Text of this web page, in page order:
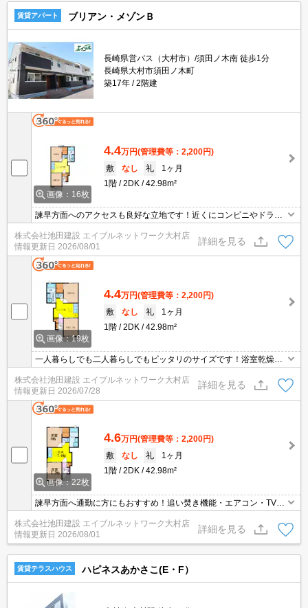
賃貸アパート ブリアン・メゾンＢ
長崎県営バス（大村市）/須田ノ木南 徒歩1分
長崎県大村市須田ノ木町
築17年
2階建
画像：16枚
4.4万円(管理費等：2,200円)
敷
なし 礼
1ヶ月
1階
2DK 42.98m²
諫早方面へのアクセスも良好な立地です！近くにコンビニやドラッ
株式会社池田建設 エイブルネットワーク大村店
情報更新日 2026/08/01
詳細を見る
画像：19枚
4.4万円(管理費等：2,200円)
敷
なし 礼
1ヶ月
1階
2DK 42.98m²
一人暮らしでも二人暮らしでもピッタリのサイズです！浴室乾燥付
きなので雨の日のお洗濯もできます！
株式会社池田建設 エイブルネットワーク大村店
情報更新日 2026/07/28
詳細を見る
画像：22枚
4.6万円(管理費等：2,200円)
敷
なし 礼
1ヶ月
1階
2DK 42.98m²
諫早方面へ通勤に方にもおすすめ！追い焚き機能・エアコン・TVド
アフォン・浴室乾燥など設備充実♪
株式会社池田建設 エイブルネットワーク大村店
情報更新日 2026/08/01
詳細を見る
賃貸テラスハウス ハピネスあかさこ(E・F）